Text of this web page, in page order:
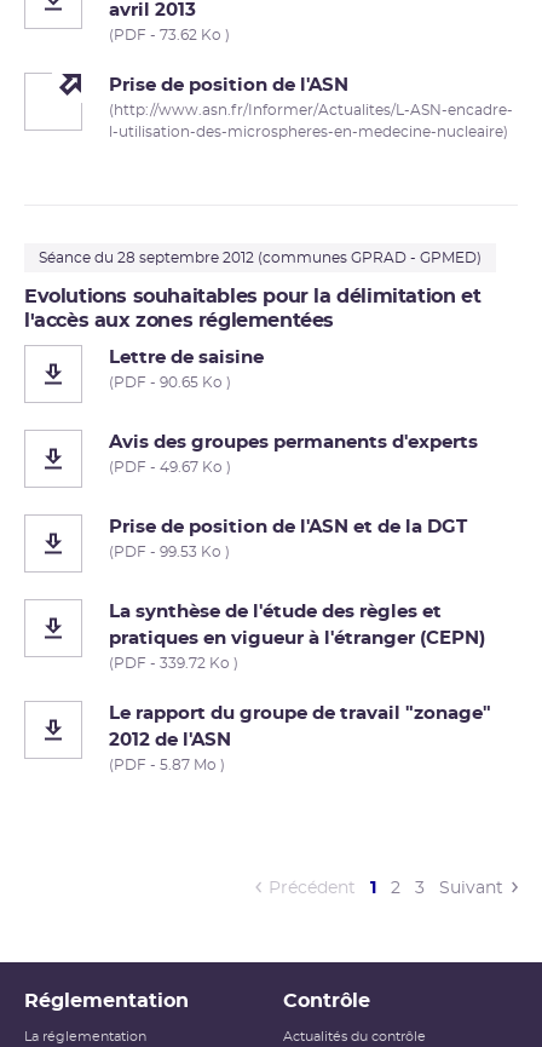
avril 2013
(PDF - 73.62 Ko )
Prise de position de l'ASN
(http://www.asn.fr/Informer/Actualites/L-ASN-encadre-
l-utilisation-des-microspheres-en-medecine-nucleaire)
Séance du 28 septembre 2012 (communes GPRAD - GPMED)
Evolutions souhaitables pour la délimitation et
l'accès aux zones réglementées
Lettre de saisine
(PDF - 90.65 Ko )
Avis des groupes permanents d'experts
(PDF - 49.67 Ko )
Prise de position de l'ASN et de la DGT
(PDF - 99.53 Ko )
La synthèse de l'étude des règles et
pratiques en vigueur à l'étranger (CEPN)
(PDF - 339.72 Ko )
Le rapport du groupe de travail "zonage"
2012 de l'ASN
(PDF - 5.87 Mo )
Précédent 1 (current)
2 3 Suivant
Réglementation
La réglementation
Contrôle
Actualités du contrôle